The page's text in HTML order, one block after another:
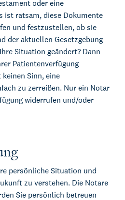
oder eine
ist ratsam, diese Dokumente
und festzustellen, ob sie
der aktuellen Gesetzgebung
Situation geändert? Dann
Patientenverfügung
Sinn, eine
zu zerreißen. Nur ein Notar
widerrufen und/oder
persönliche Situation und
zu verstehen. Die Notare
Sie persönlich betreuen